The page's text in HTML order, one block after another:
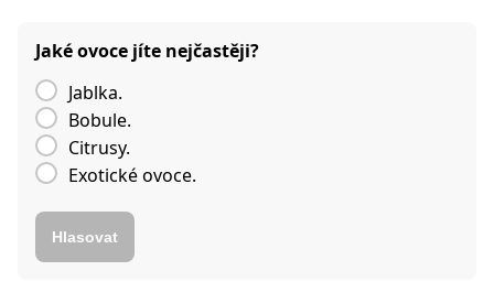
Jaké ovoce jíte nejčastěji?
Jablka.
Bobule.
Citrusy.
Exotické ovoce.
Hlasovat